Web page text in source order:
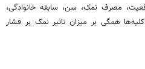
مصرف نمک، سن، سابقه خانوادگی،
همگی بر میزان تاثیر نمک بر فشار